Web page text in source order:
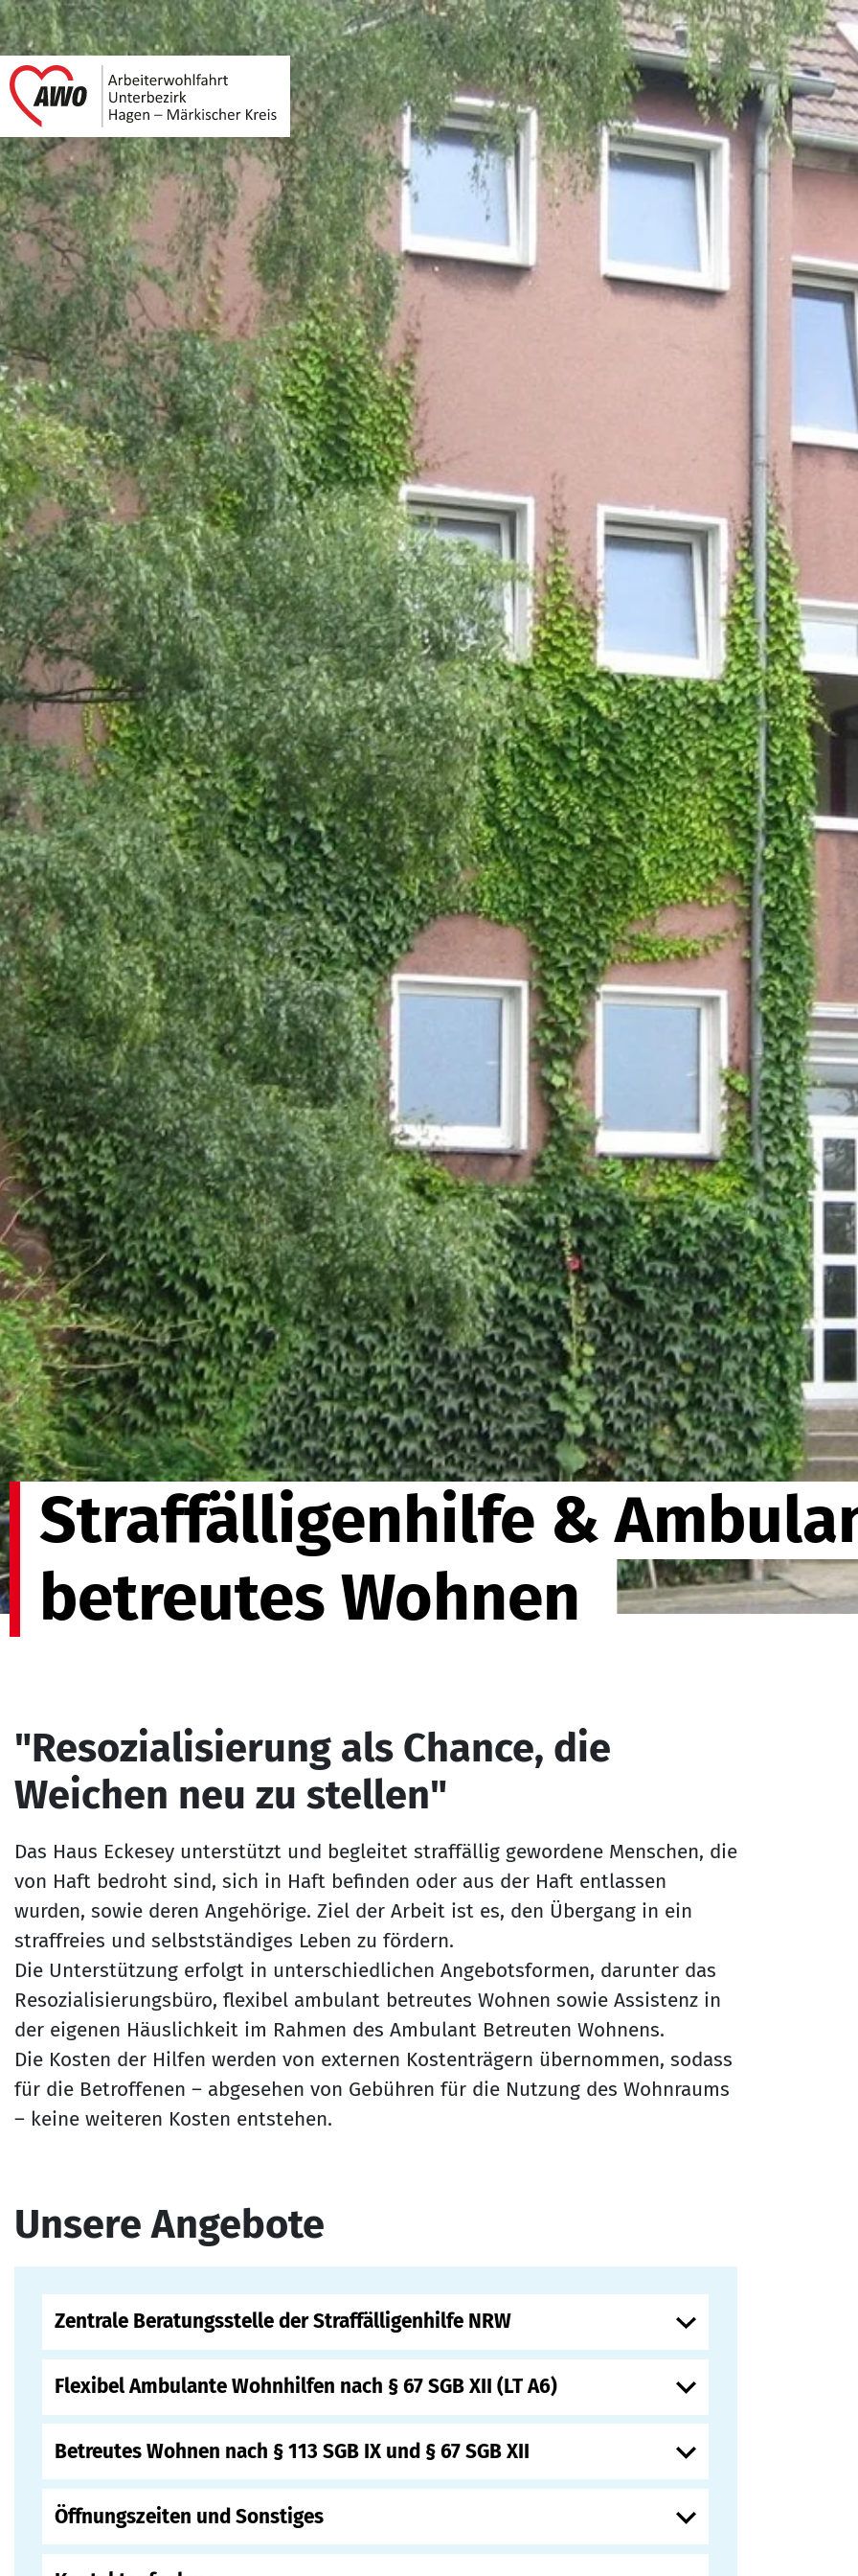
AWO Unterbezirk Hagen -
Link zu Home
Straffälligenhilfe &
betreutes Wohnen
"Resozialisierung als Chance, die
Weichen neu zu stellen"
Das Haus Eckesey unterstützt und begleitet straffällig gewordene Menschen, die
von Haft bedroht sind, sich in Haft befinden oder aus der Haft entlassen
wurden, sowie deren Angehörige. Ziel der Arbeit ist es, den Übergang in ein
straffreies und selbstständiges Leben zu fördern.
Die Unterstützung erfolgt in unterschiedlichen Angebotsformen, darunter das
Resozialisierungsbüro, flexibel ambulant betreutes Wohnen sowie Assistenz in
der eigenen Häuslichkeit im Rahmen des Ambulant Betreuten Wohnens.
Die Kosten der Hilfen werden von externen Kostenträgern übernommen, sodass
für die Betroffenen – abgesehen von Gebühren für die Nutzung des Wohnraums
– keine weiteren Kosten entstehen.
Unsere Angebote
Zentrale Beratungsstelle der Straffälligenhilfe NRW
Flexibel Ambulante Wohnhilfen nach § 67 SGB XII (LT A6)
Betreutes Wohnen nach § 113 SGB IX und § 67 SGB XII
Öffnungszeiten und Sonstiges